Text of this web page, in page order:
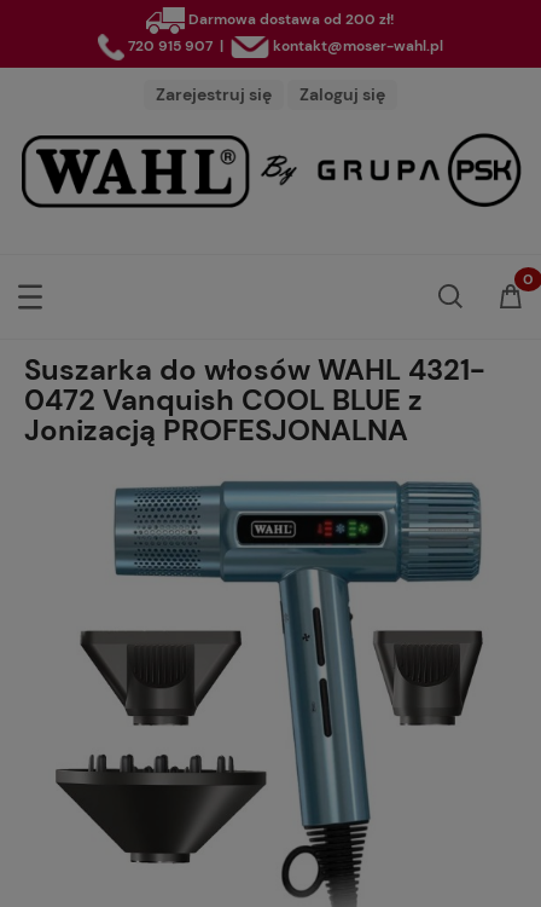
Darmowa dostawa od 200 zł!
720 915 907 | kontakt@moser-wahl.pl
Zarejestruj się Zaloguj się
Suszarka do włosów WAHL 4321-
0472 Vanquish COOL BLUE z
Jonizacją PROFESJONALNA